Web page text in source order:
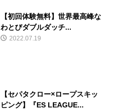
【初回体験無料】世界最高峰な
わとびダブルダッチ...
2022.07.19
【セパタクロー×ロープスキッ
ピング】『ES LEAGUE...